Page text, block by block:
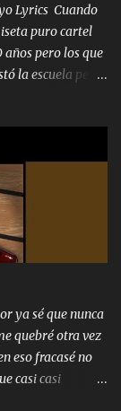
Lyrics Cuando
puro cartel
pero los que
la escuela pero
Con mi Glock
un licenciado
Música
nunca me ha
también al
antros me verán
siempre
ya saben de
ya sé que nunca
quebré otra vez
eso fracasé no
casi casi